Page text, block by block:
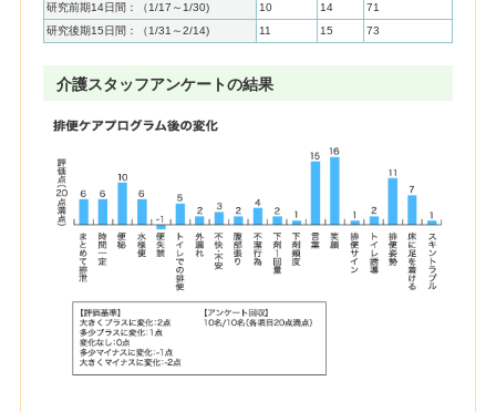
研究前期14日間：（1/17～1/30)
10 14
71
研究後期15日間：（1/31～2/14)
11 15 73
介護スタッフアンケートの結果